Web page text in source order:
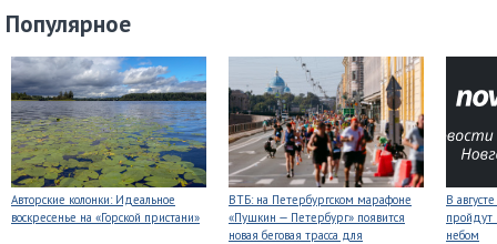
Популярное
Авторские колонки: Идеальное
воскресенье на «Горской пристани»
ВТБ: на Петербургском марафоне
«Пушкин — Петербург» появится
новая беговая трасса для
В
небом